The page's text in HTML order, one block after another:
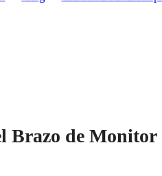
Brazo de Monitor